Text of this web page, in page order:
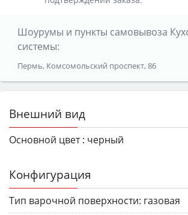
Шоурумы и пункты самовывоза
системы:
Пермь, Комсомольский проспект, 86
Внешний вид
Основной цвет : черный
Конфигурация
Тип варочной поверхности: газовая